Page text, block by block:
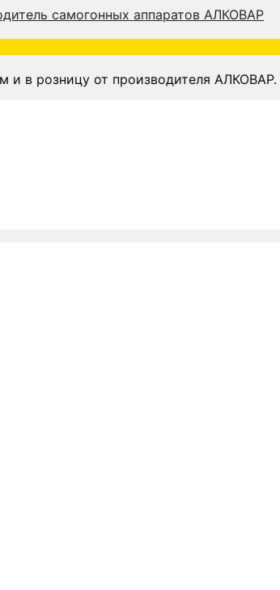
и в розницу от производителя АЛКОВАР.